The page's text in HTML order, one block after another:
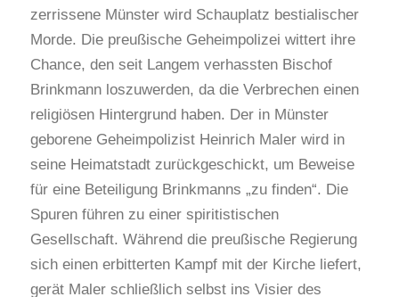
zerrissene Münster wird Schauplatz bestialischer
Morde. Die preußische Geheimpolizei wittert ihre
Chance, den seit Langem verhassten Bischof
Brinkmann loszuwerden, da die Verbrechen einen
religiösen Hintergrund haben. Der in Münster
geborene Geheimpolizist Heinrich Maler wird in
seine Heimatstadt zurückgeschickt, um Beweise
für eine Beteiligung Brinkmanns „zu finden“. Die
Spuren führen zu einer spiritistischen
Gesellschaft. Während die preußische Regierung
sich einen erbitterten Kampf mit der Kirche liefert,
gerät Maler schließlich selbst ins Visier des